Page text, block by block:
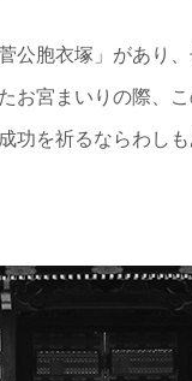
公胞衣塚」があり
お宮まいりの際、
功を祈るならわしも